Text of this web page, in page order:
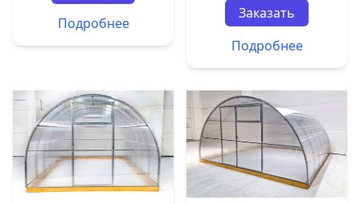
Подробнее
Заказать
Подробнее